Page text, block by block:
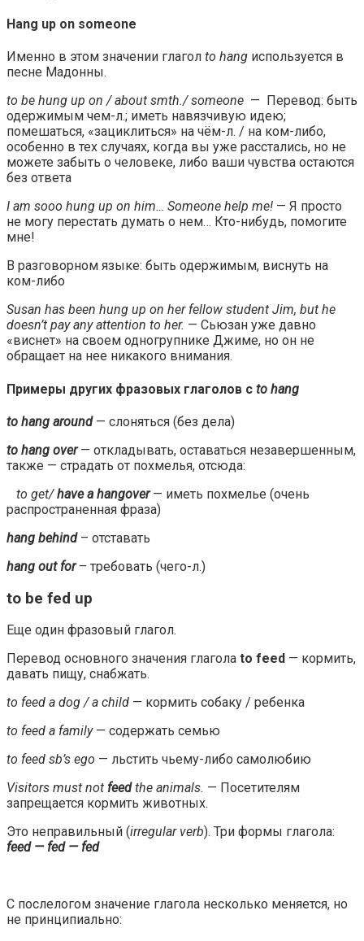
Hang up on someone
Именно в этом значении глагол to hang используется в
песне Мадонны.
to be hung up on / about smth./ someone — Перевод: быть
одержимым чем-л.; иметь навязчивую идею;
помешаться, «зациклиться» на чём-л. / на ком-либо,
особенно в тех случаях, когда вы уже расстались, но не
можете забыть о человеке, либо ваши чувства остаются
без ответа
I am sooo hung up on him… Someone help me! — Я просто
не могу перестать думать о нем… Кто-нибудь, помогите
мне!
В разговорном языке: быть одержимым, виснуть на
ком-либо
Susan has been hung up on her fellow student Jim, but he
doesn’t pay any attention to her. — Сьюзан уже давно
«виснет» на своем одногрупнике Джиме, но он не
обращает на нее никакого внимания.
Примеры других фразовых глаголов с to hang
to hang around— слоняться (без дела)
to hang over — откладывать, оставаться незавершенным,
также — страдать от похмелья, отсюда:
to get/have a hangover— иметь похмелье (очень
распространенная фраза)
hang behind– отставать
hang out for – требовать (чего-л.)
to be fed up
Еще один фразовый глагол.
Перевод основного значения глагола to feed — кормить,
давать пищу, снабжать.
to feed a dog / a child — кормить собаку / ребенка
to feed a family— содержать семью
to feed sb’s ego — льстить чьему-либо самолюбию
Visitors must not feedthe animals. — Посетителям
запрещается кормить животных.
Это неправильный (irregular verb). Три формы глагола:
feed — fed — fed
C послелогом значение глагола несколько меняется, но
не принципиально: